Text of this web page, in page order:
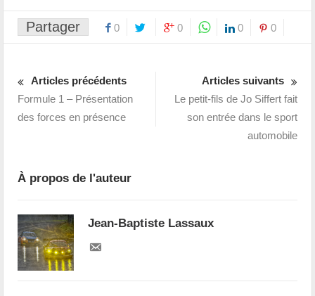
Partager 0 0 0 0
Articles précédents
Formule 1 – Présentation
des forces en présence
Articles suivants
Le petit-fils de Jo Siffert fait
son entrée dans le sport
automobile
À propos de l'auteur
Jean-Baptiste Lassaux